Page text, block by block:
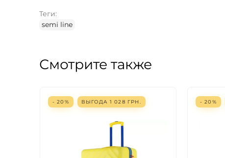
Теги:
semi line
Смотрите также
- 20% ВЫГОДА 1 028 ГРН. - 20%